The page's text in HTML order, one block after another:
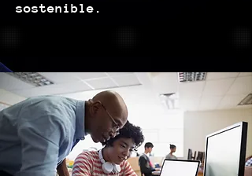
sostenible.